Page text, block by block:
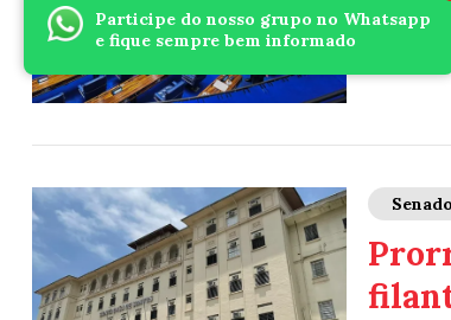
Participe do nosso grupo no Whatsapp
e fique sempre bem informado
O
para